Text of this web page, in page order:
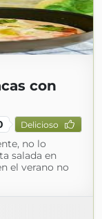
con
Delicioso
no lo
salada en
el verano no